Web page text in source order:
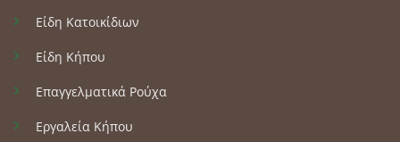
Είδη Κατοικίδιων
Είδη Κήπου
Επαγγελματικά Ρούχα
Εργαλεία Κήπου